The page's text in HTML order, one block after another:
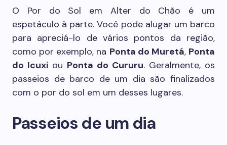
O Por do Sol em Alter do Chão é um
espetáculo à parte. Você pode alugar um barco
para apreciá-lo de vários pontos da região,
como por exemplo, na Ponta do Muretá, Ponta
do Icuxi ou Ponta do Cururu. Geralmente, os
passeios de barco de um dia são finalizados
com o por do sol em um desses lugares.
Passeios de um dia